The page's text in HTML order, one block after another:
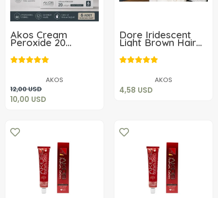
Akos Cream
Peroxide 20
Volume %6 60ML-
6 Pieces Only
24.90 TL
AKOS
12,00 USD
10,00 USD
10,00 USD
Add to cart
Dore Iridescent
Light Brown Hair
Dye for Women by
Akos 60 Gr7.32
AKOS
4,58 USD
4,58 USD